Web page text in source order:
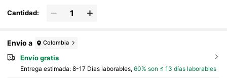
Cantidad:
Envío a Colombia
Envío gratis
Entrega estimada: 8-17 Días laborables, 60% son ≤ 13 días laborables